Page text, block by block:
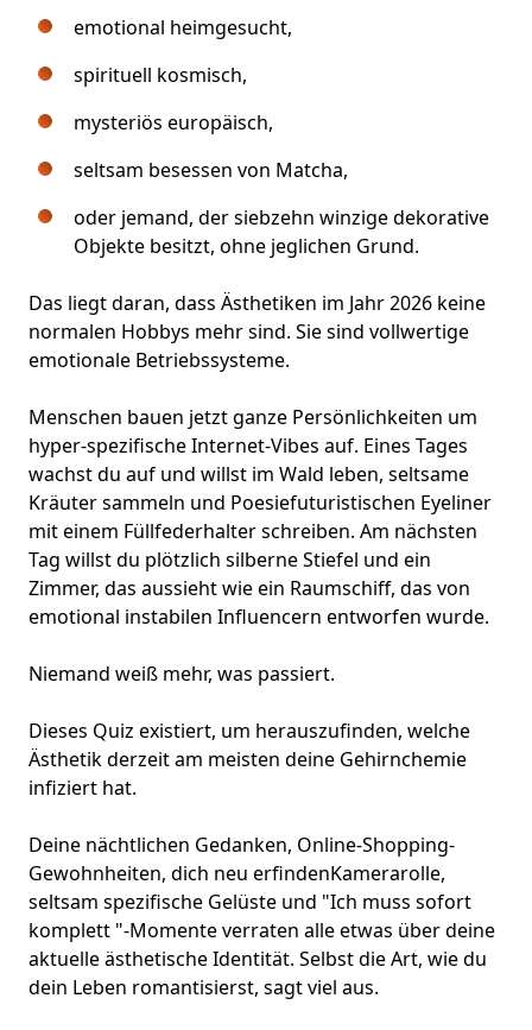
emotional heimgesucht,
spirituell kosmisch,
mysteriös europäisch,
seltsam besessen von Matcha,
oder jemand, der siebzehn winzige dekorative
Objekte besitzt, ohne jeglichen Grund.
Das liegt daran, dass Ästhetiken im Jahr 2026 keine
normalen Hobbys mehr sind. Sie sind vollwertige
emotionale Betriebssysteme.
Menschen bauen jetzt ganze Persönlichkeiten um
hyper-spezifische Internet-Vibes auf. Eines Tages
wachst du auf und willst im Wald leben, seltsame
Kräuter sammeln und Poesiefuturistischen Eyeliner
mit einem Füllfederhalter schreiben. Am nächsten
Tag willst du plötzlich silberne Stiefel und ein
Zimmer, das aussieht wie ein Raumschiff, das von
emotional instabilen Influencern entworfen wurde.
Niemand weiß mehr, was passiert.
Dieses Quiz existiert, um herauszufinden, welche
Ästhetik derzeit am meisten deine Gehirnchemie
infiziert hat.
Deine nächtlichen Gedanken, Online-Shopping-
Gewohnheiten, dich neu erfindenKamerarolle,
seltsam spezifische Gelüste und "Ich muss sofort
komplett "-Momente verraten alle etwas über deine
aktuelle ästhetische Identität. Selbst die Art, wie du
dein Leben romantisierst, sagt viel aus.